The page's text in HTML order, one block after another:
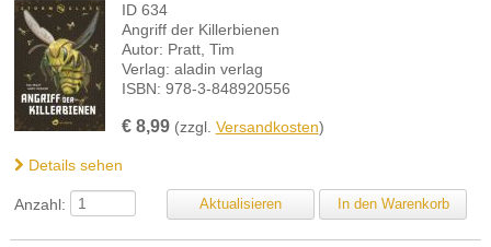
ID 634
Angriff der Killerbienen
Autor: Pratt, Tim
Verlag: aladin verlag
ISBN: 978-3-848920556
€8,99 (zzgl. Versandkosten)
Details sehen
Anzahl: